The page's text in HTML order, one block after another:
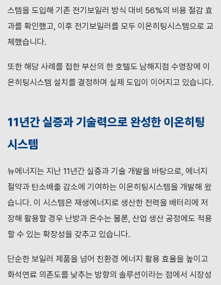
스템을 도입해 기존 전기보일러 방식 대비 56%의 비용 절감 효
과를 확인했고, 이후 전기보일러를 모두 이온히팅시스템으로 교
체했습니다.
또한 해당 사례를 접한 부산의 한 호텔도 남해지점 수영장에 이
온히팅시스템 설치를 결정하며 실제 도입이 이어지고 있습니다.
11년간 실증과 기술력으로 완성한 이온히팅
시스템
뉴에너지는 지난 11년간 실증과 기술 개발을 바탕으로, 에너지
절약과 탄소배출 감소에 기여하는 이온히팅시스템을 개발해 왔
습니다. 이 시스템은 재생에너지로 생산한 전력을 배터리에 저
장해 활용할 경우 난방과 온수는 물론, 산업 생산 공정에도 적용
할 수 있는 확장성을 갖추고 있습니다.
단순한 보일러 제품을 넘어 친환경 에너지 활용 효율을 높이고
화석연료 의존도를 낮추는 방향의 솔루션이라는 점에서 시장성